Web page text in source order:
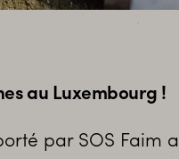
au Luxembourg !
par SOS Faim